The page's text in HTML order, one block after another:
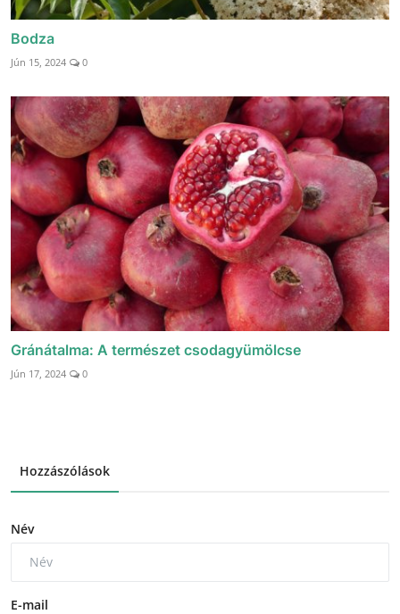
Bodza
Jún 15, 2024 0
Gránátalma: A természet csodagyümölcse
Jún 17, 2024 0
Hozzászólások
Név
E-mail